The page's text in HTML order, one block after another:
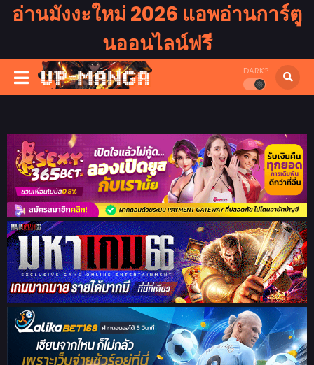
อ่านมังงะใหม่ 2026 แอพอ่านการ์ตู
นออนไลน์ฟรี
DARK?